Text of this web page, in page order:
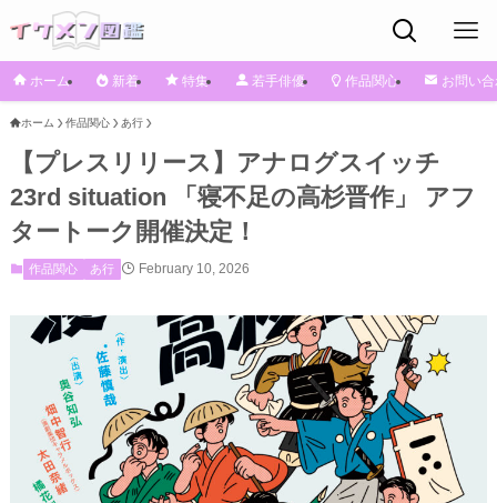
ホーム 新着 特集 若手俳優 作品関心 お問い
ホーム 作品関心 あ行
【プレスリリース】アナログスイッチ
23rd situation 「寝不足の高杉晋作」 アフ
タートーク開催決定！
作品関心 あ行 February 10, 2026